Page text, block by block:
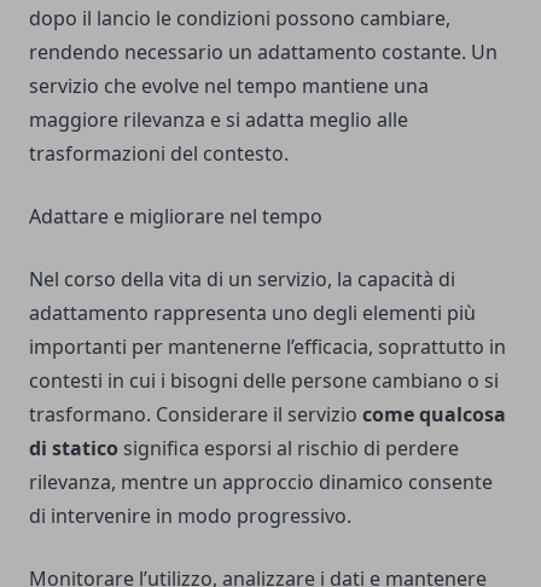
dopo il lancio le condizioni possono cambiare,
rendendo necessario un adattamento costante. Un
servizio che evolve nel tempo mantiene una
maggiore rilevanza e si adatta meglio alle
trasformazioni del contesto.
Adattare e migliorare nel tempo
Nel corso della vita di un servizio, la capacità di
adattamento rappresenta uno degli elementi più
importanti per mantenerne l’efficacia, soprattutto in
contesti in cui i bisogni delle persone cambiano o si
trasformano. Considerare il servizio come qualcosa
di statico significa esporsi al rischio di perdere
rilevanza, mentre un approccio dinamico consente
di intervenire in modo progressivo.
Monitorare l’utilizzo, analizzare i dati e mantenere